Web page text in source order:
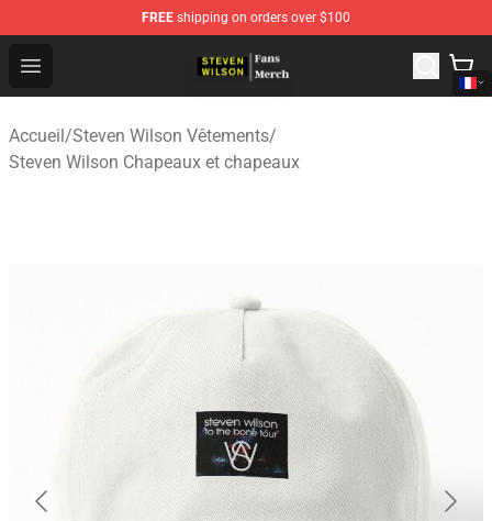
FREE shipping on orders over $100
Open menu
Steven Wilson Store - Official Steven Wilson
Accueil/Steven Wilson Vêtements/
Steven Wilson Chapeaux et chapeaux